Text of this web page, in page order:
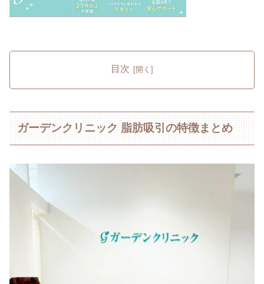
目次
ガーデンクリニック 脂肪吸引の特徴まとめ